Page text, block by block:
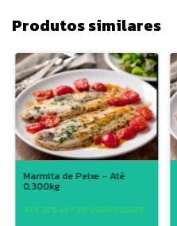
Produtos similares
Marmita de Peixe - Até
0,300kg
ATÉ 25% OFF EM QUANTIDADE